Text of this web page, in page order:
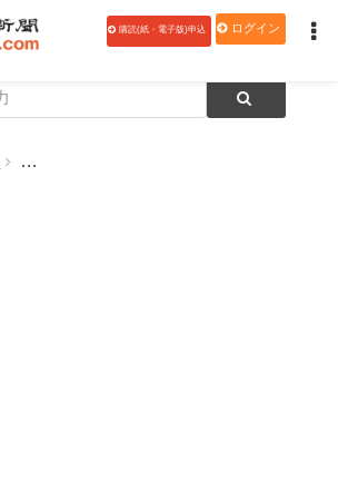
購読(紙・電子版)申込 ログイン
ホテル インターコンチネンタル 東京ベイ、マ